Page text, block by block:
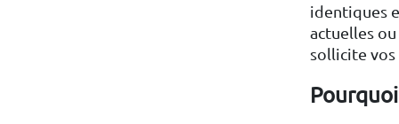
identiques
actuelles
sollicite vos